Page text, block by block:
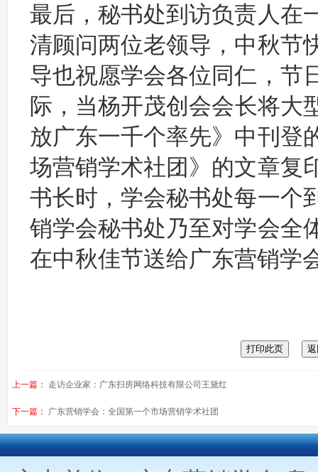
最后，秘书处到访负责人在
清顾问两位老领导，中秋节
导也祝愿学会各位同仁，节
际，当杨开茂创会会长将
放广东一千个率先》中刊登
场营销学术社团》的文章复
书长时，学会秘书处每一个
销学会秘书处乃至对学会全
在中秋佳节送给广东营销学
上一篇： 走访企业家：广东扫房网络科技有限公司王黛红
下一篇： 广东营销学会：全国第一个市场营销学术社团